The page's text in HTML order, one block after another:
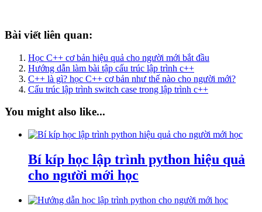
Bài viết liên quan:
Học C++ cơ bản hiệu quả cho người mới bắt đầu
Hướng dẫn làm bài tập cấu trúc lập trình c++
C++ là gì? học C++ cơ bản như thế nào cho người mới?
Cấu trúc lập trình switch case trong lập trình c++
You might also like...
Bí kíp học lập trình python hiệu quả
cho người mới học